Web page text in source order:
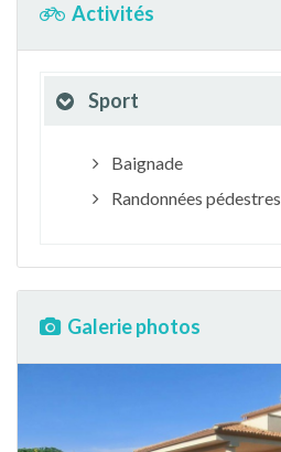
Activités
Sport
Baignade
Randonnées pédestres
Galerie photos